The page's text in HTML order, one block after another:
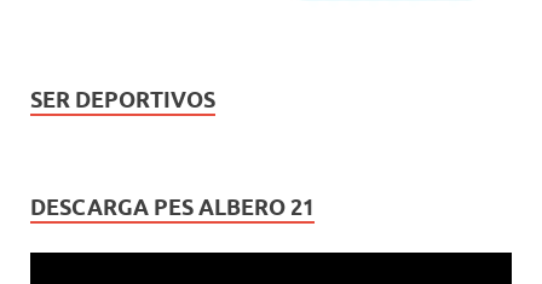
SER DEPORTIVOS
DESCARGA PES ALBERO 21